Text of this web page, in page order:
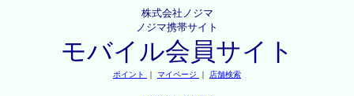
株式会社ノジマ
ノジマ携帯サイト
モバイル会員サイト
ポイント ｜ マイページ ｜ 店舗検索